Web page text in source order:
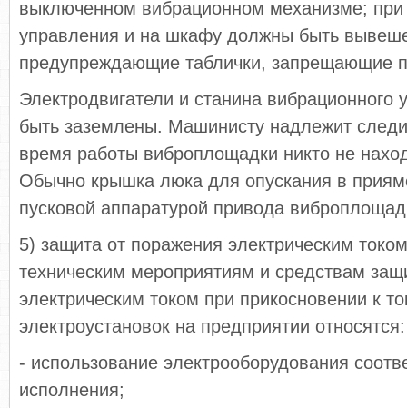
выключенном вибрационном механизме; при
управления и на шкафу должны быть
предупреждающие таблички, запрещающие
Электродвигатели и станина вибрационного
быть заземлены. Машинисту надлежит
время работы виброплощадки никто не
Обычно крышка люка для опускания в
пусковой аппаратурой привода
5) защита от поражения электрическим
техническим мероприятиям и средствам
электрическим током при прикосновении к
электроустановок на предприятии относятся:
- использование электрооборудования
исполнения;